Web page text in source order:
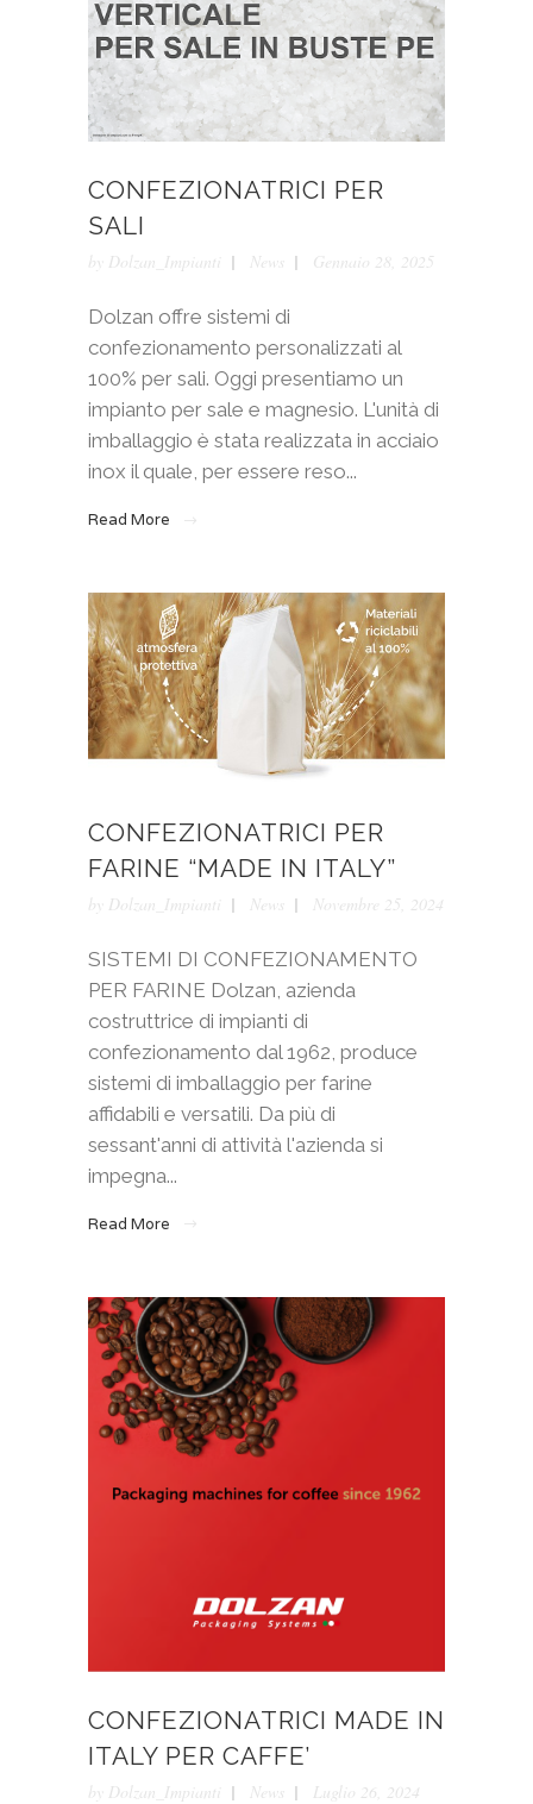
CONFEZIONATRICI PER
SALI
by Dolzan_Impianti News Gennaio 28, 2025
Dolzan offre sistemi di
confezionamento personalizzati al
100% per sali. Oggi presentiamo un
impianto per sale e magnesio. L'unità di
imballaggio è stata realizzata in acciaio
inox il quale, per essere reso...
Read More
CONFEZIONATRICI PER
FARINE “MADE IN ITALY”
by Dolzan_Impianti News Novembre 25, 2024
SISTEMI DI CONFEZIONAMENTO
PER FARINE Dolzan, azienda
costruttrice di impianti di
confezionamento dal 1962, produce
sistemi di imballaggio per farine
affidabili e versatili. Da più di
sessant'anni di attività l'azienda si
impegna...
Read More
CONFEZIONATRICI MADE IN
ITALY PER CAFFE’
by Dolzan_Impianti News Luglio 26, 2024